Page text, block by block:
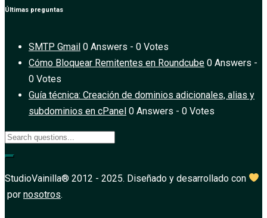
Últimas preguntas
SMTP Gmail 0 Answers - 0 Votes
Cómo Bloquear Remitentes en Roundcube 0 Answers -
0 Votes
Guía técnica: Creación de dominios adicionales, alias y
subdominios en cPanel 0 Answers - 0 Votes
StudioVainilla® 2012 - 2025. Diseñado y desarrollado con
por nosotros.